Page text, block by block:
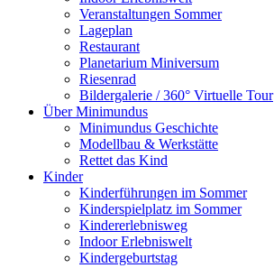
Veranstaltungen Sommer
Lageplan
Restaurant
Planetarium Miniversum
Riesenrad
Bildergalerie / 360° Virtuelle Tour
Über Minimundus
Minimundus Geschichte
Modellbau & Werkstätte
Rettet das Kind
Kinder
Kinderführungen im Sommer
Kinderspielplatz im Sommer
Kindererlebnisweg
Indoor Erlebniswelt
Kindergeburtstag